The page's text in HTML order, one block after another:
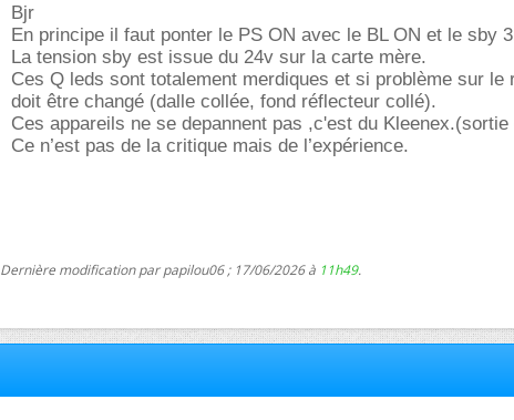
Bjr
En principe il faut ponter le PS ON avec le BL ON et le sby
La tension sby est issue du 24v sur la carte mère.
Ces Q leds sont totalement merdiques et si problème sur le
doit être changé (dalle collée, fond réflecteur collé).
Ces appareils ne se depannent pas ,c'est du
Ce n’est pas de la critique mais de l’expérience.
Dernière modification par papilou06 ; 17/06/2026 à 11h49.